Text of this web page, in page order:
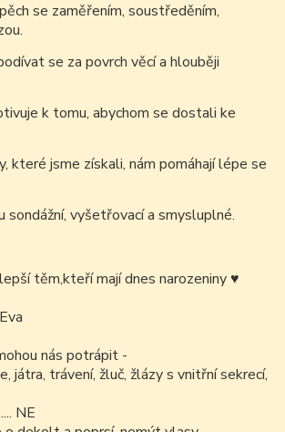
se zaměřením, soustředěním,
se za povrch věcí a hlouběji
k tomu, abychom se dostali ke
které jsme získali, nám pomáhají lépe se
sondážní, vyšetřovací a smysluplné.
těm,kteří mají dnes narozeniny♥
nás potrápit -
játra, trávení, žluč, žlázy s vnitřní sekrecí,
NE